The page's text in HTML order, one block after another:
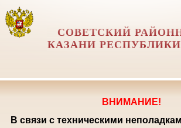
СОВЕТСКИЙ
КАЗАНИ
ВНИМАНИЕ!
В связи с техническими